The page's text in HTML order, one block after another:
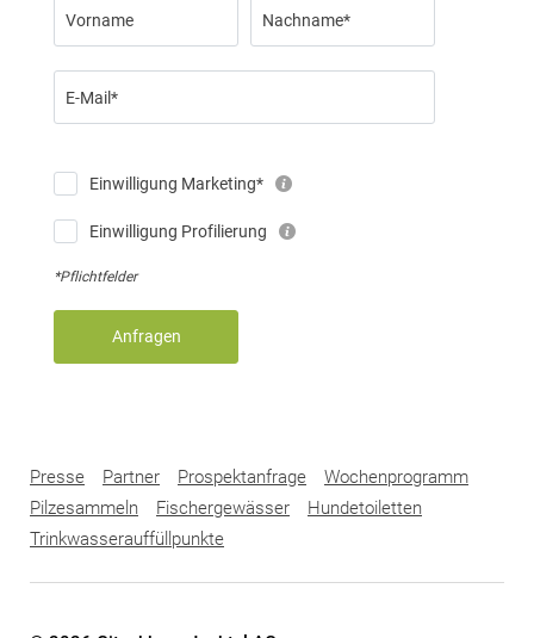
Vorname Nachname*
E-Mail*
Einwilligung Marketing*
Einwilligung Profilierung
*Pflichtfelder
Anfragen
Presse Partner Prospektanfrage
Wochenprogramm
Pilzesammeln
Fischergewässer
Hundetoiletten
Trinkwasserauffüllpunkte